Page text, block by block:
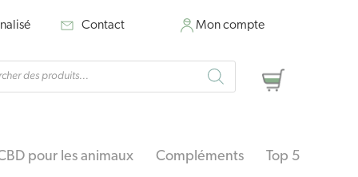
Contact Mon compte
Panier
pour les animaux Compléments Top 5